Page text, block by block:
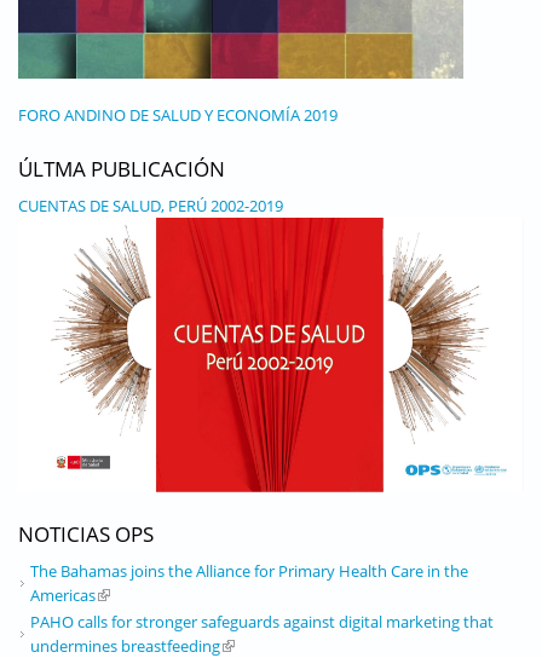
FORO ANDINO DE SALUD Y ECONOMÍA 2019
ÚLTMA PUBLICACIÓN
CUENTAS DE SALUD, PERÚ 2002-2019
NOTICIAS OPS
The Bahamas joins the Alliance for Primary Health Care in the
Americas(link is external)
PAHO calls for stronger safeguards against digital marketing that
undermines breastfeeding(link is external)